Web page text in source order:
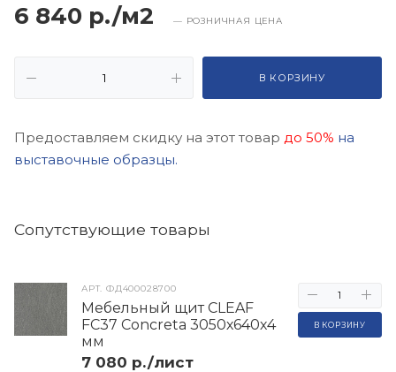
6 840 р./м2 — РОЗНИЧНАЯ ЦЕНА
В КОРЗИНУ
Предоставляем скидку на этот товар до 50% на
выставочные образцы.
Cопутствующие товары
АРТ.ФД400028700
Мебельный щит CLEAF
FC37 Concreta 3050х640х4
мм
7 080 р./лист
В КОРЗИНУ